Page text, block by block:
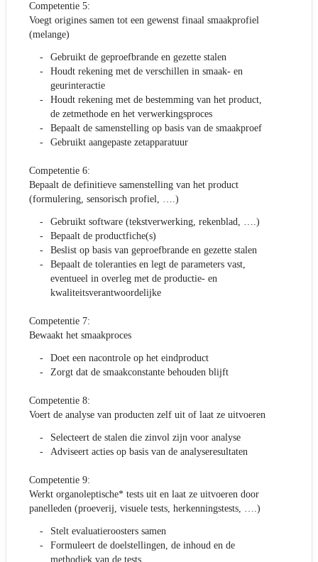
Competentie 5:
Voegt origines samen tot een gewenst finaal smaakprofiel
(melange)
Gebruikt de geproefbrande en gezette stalen
Houdt rekening met de verschillen in smaak- en
geurinteractie
Houdt rekening met de bestemming van het product,
de zetmethode en het verwerkingsproces
Bepaalt de samenstelling op basis van de smaakproef
Gebruikt aangepaste zetapparatuur
Competentie 6:
Bepaalt de definitieve samenstelling van het product
(formulering, sensorisch profiel, ….)
Gebruikt software (tekstverwerking, rekenblad, ….)
Bepaalt de productfiche(s)
Beslist op basis van geproefbrande en gezette stalen
Bepaalt de toleranties en legt de parameters vast,
eventueel in overleg met de productie- en
kwaliteitsverantwoordelijke
Competentie 7:
Bewaakt het smaakproces
Doet een nacontrole op het eindproduct
Zorgt dat de smaakconstante behouden blijft
Competentie 8:
Voert de analyse van producten zelf uit of laat ze uitvoeren
Selecteert de stalen die zinvol zijn voor analyse
Adviseert acties op basis van de analyseresultaten
Competentie 9:
Werkt organoleptische* tests uit en laat ze uitvoeren door
panelleden (proeverij, visuele tests, herkenningstests, ….)
Stelt evaluatieroosters samen
Formuleert de doelstellingen, de inhoud en de
methodiek van de tests